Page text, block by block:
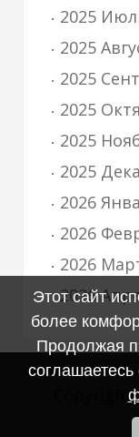
2025
2025
2025
2025
2025
2025
2026
2026
2026
2026
Этот сайт
более
Продолжая
соглашаетесь